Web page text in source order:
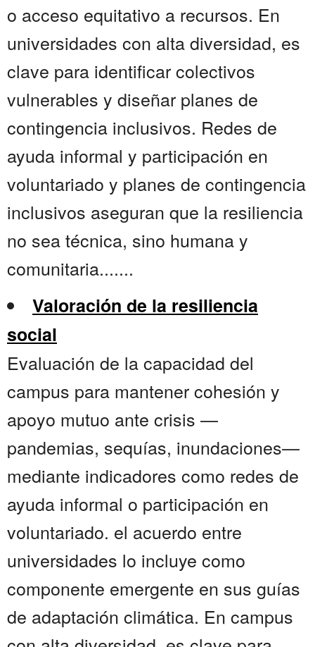
o acceso equitativo a recursos. En
universidades con alta diversidad, es
clave para identificar colectivos
vulnerables y diseñar planes de
contingencia inclusivos. Redes de
ayuda informal y participación en
voluntariado y planes de contingencia
inclusivos aseguran que la resiliencia
no sea técnica, sino humana y
comunitaria.......
Valoración de la resiliencia
social
Evaluación de la capacidad del
campus para mantener cohesión y
apoyo mutuo ante crisis —
pandemias, sequías, inundaciones—
mediante indicadores como redes de
ayuda informal o participación en
voluntariado. el acuerdo entre
universidades lo incluye como
componente emergente en sus guías
de adaptación climática. En campus